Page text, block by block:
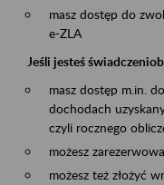
masz dostęp do
e-ZLA
Jeśli jesteś
masz dostęp m.in.
dochodach
czyli rocznego
możesz
możesz też złożyć